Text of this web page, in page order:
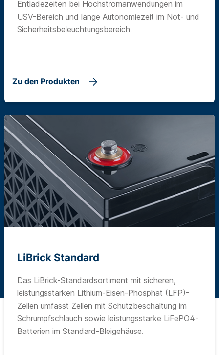
Entladezeiten bei Hochstromanwendungen im
USV-Bereich und lange Autonomiezeit im Not- und
Sicherheitsbeleuchtungsbereich.
Zu den Produkten
LiBrick Standard
Das LiBrick-Standardsortiment mit sicheren,
leistungsstarken Lithium-Eisen-Phosphat (LFP)-
Zellen umfasst Zellen mit Schutzbeschaltung im
Schrumpfschlauch sowie leistungsstarke LiFePO4-
Batterien im Standard-Bleigehäuse.